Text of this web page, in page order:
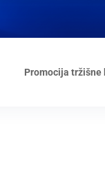
Promocija tržišne